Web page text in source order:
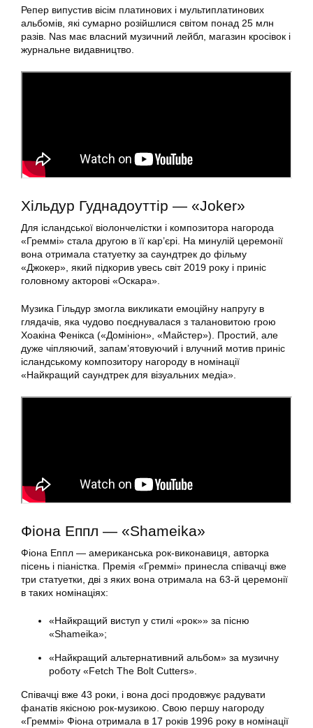
Репер випустив вісім платинових і мультиплатинових
альбомів, які сумарно розійшлися світом понад 25 млн
разів. Nas має власний музичний лейбл, магазин кросівок і
журнальне видавництво.
Хільдур Гуднадоуттір — «Joker»
Для ісландської віолончелістки і композитора нагорода
«Греммі» стала другою в її кар’єрі. На минулій церемонії
вона отримала статуетку за саундтрек до фільму
«Джокер», який підкорив увесь світ 2019 року і приніс
головному акторові «Оскара».
Музика Гільдур змогла викликати емоційну напругу в
глядачів, яка чудово поєднувалася з талановитою грою
Хоакіна Фенікса («Домініон», «Майстер»). Простий, але
дуже чіпляючий, запам’ятовуючий і влучний мотив приніс
ісландському композитору нагороду в номінації
«Найкращий саундтрек для візуальних медіа».
Фіона Еппл — «Shameika»
Фіона Еппл — американська рок-виконавиця, авторка
пісень і піаністка. Премія «Греммі» принесла співачці вже
три статуетки, дві з яких вона отримала на 63-й церемонії
в таких номінаціях:
«Найкращий виступ у стилі «рок»» за пісню
«Shameika»;
«Найкращий альтернативний альбом» за музичну
роботу «Fetch The Bolt Cutters».
Співачці вже 43 роки, і вона досі продовжує радувати
фанатів якісною рок-музикою. Свою першу нагороду
«Греммі» Фіона отримала в 17 років 1996 року в номінації